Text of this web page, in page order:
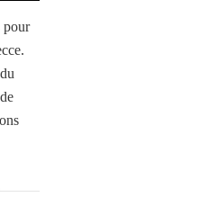
pour